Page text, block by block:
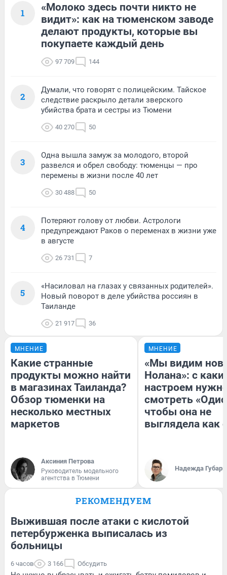
1
«Молоко здесь почти никто не
видит»: как на тюменском заводе
делают продукты, которые вы
покупаете каждый день
97 709 144
2
Думали, что говорят с полицейским. Тайское
следствие раскрыло детали зверского
убийства брата и сестры из Тюмени
40 270 50
3
Одна вышла замуж за молодого, второй
развелся и обрел свободу: тюменцы — про
перемены в жизни после 40 лет
30 488 50
4
Потеряют голову от любви. Астрологи
предупреждают Раков о переменах в жизни уже
в августе
26 731 7
5
«Насиловал на глазах у связанных родителей».
Новый поворот в деле убийства россиян в
Таиланде
21 917 36
МНЕНИЕ
Какие странные
продукты можно найти
в магазинах Таиланда?
Обзор тюменки на
несколько местных
маркетов
Аксиния Петрова
Руководитель модельного
агентства в Тюмени
МНЕНИЕ
«Мы видим
Нолана»: с
настроем
смотреть
чтобы она не
выглядела как
Надежда Губарь
РЕКОМЕНДУЕМ
Выжившая после атаки с кислотой
петербурженка выписалась из
больницы
6 часов 3 166 Обсудить